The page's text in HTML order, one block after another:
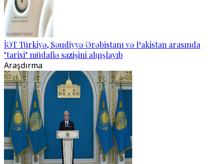
İƏT Türkiyə, Səudiyyə Ərəbistanı və Pakistan arasında
"tarixi" müdafiə sazişini alqışlayıb
Araşdırma